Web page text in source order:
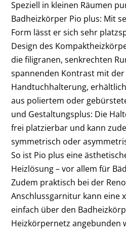
Speziell in kleinen Räumen
Badheizkörper Pio plus: Mit
Form lässt er sich sehr
Design des
die filigranen, senkrechten
spannenden Kontrast mit der
Handtuchhalterung,
aus poliertem oder
und Gestaltungsplus: Die
frei platzierbar und kann
symmetrisch oder
So ist Pio plus eine
Heizlösung – vor allem für
Zudem praktisch bei der
Anschlussgarnitur kann eine
einfach über den
Heizkörpernetz angebunden